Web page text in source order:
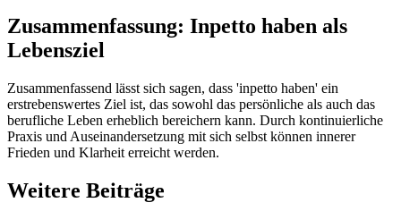
Zusammenfassung: Inpetto haben als
Lebensziel
Zusammenfassend lässt sich sagen, dass 'inpetto haben' ein
erstrebenswertes Ziel ist, das sowohl das persönliche als auch das
berufliche Leben erheblich bereichern kann. Durch kontinuierliche
Praxis und Auseinandersetzung mit sich selbst können innerer
Frieden und Klarheit erreicht werden.
Weitere Beiträge